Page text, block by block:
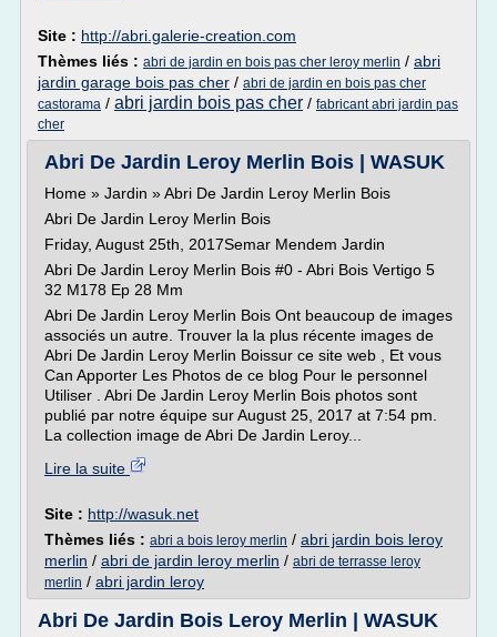
Site : http://abri.galerie-creation.com
Thèmes liés : abri de jardin en bois pas cher leroy merlin / abri
jardin garage bois pas cher / abri de jardin en bois pas cher
castorama / abri jardin bois pas cher / fabricant abri jardin pas
cher
Abri De Jardin Leroy Merlin Bois | WASUK
Home » Jardin » Abri De Jardin Leroy Merlin Bois
Abri De Jardin Leroy Merlin Bois
Friday, August 25th, 2017Semar Mendem Jardin
Abri De Jardin Leroy Merlin Bois #0 - Abri Bois Vertigo 5
32 M178 Ep 28 Mm
Abri De Jardin Leroy Merlin Bois Ont beaucoup de images
associés un autre. Trouver la la plus récente images de
Abri De Jardin Leroy Merlin Boissur ce site web , Et vous
Can Apporter Les Photos de ce blog Pour le personnel
Utiliser . Abri De Jardin Leroy Merlin Bois photos sont
publié par notre équipe sur August 25, 2017 at 7:54 pm.
La collection image de Abri De Jardin Leroy...
Lire la suite
Site : http://wasuk.net
Thèmes liés : abri a bois leroy merlin / abri jardin bois leroy
merlin / abri de jardin leroy merlin / abri de terrasse leroy
merlin / abri jardin leroy
Abri De Jardin Bois Leroy Merlin | WASUK